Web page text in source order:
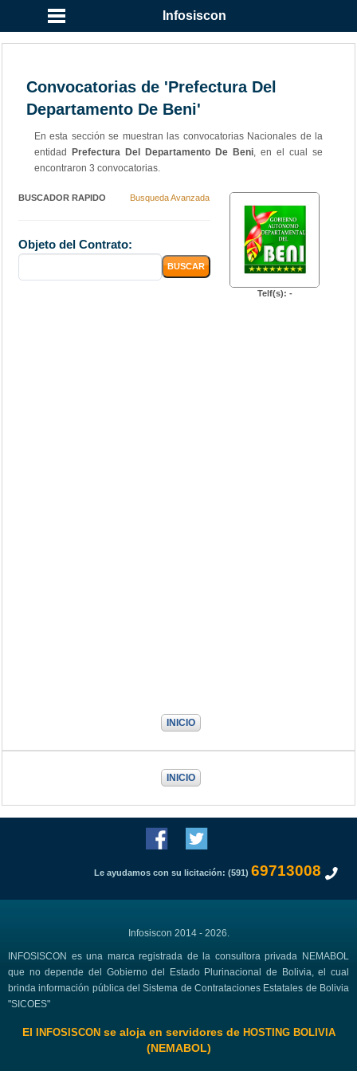
Infosiscon
Convocatorias de 'Prefectura Del
Departamento De Beni'
En esta sección se muestran las convocatorias Nacionales de la
entidad
Prefectura Del Departamento De Beni, en el cual se
encontraron 3 convocatorias.
BUSCADOR RAPIDO Busqueda Avanzada
Objeto del Contrato:
Telf(s): -
INICIO
INICIO
Le ayudamos con su licitación: (591) 69713008
Infosiscon 2014 - 2026.
INFOSISCON es una marca registrada de la consultora privada NEMABOL
que no depende del Gobierno del Estado Plurinacional de Bolivia, el cual
brinda información pública del Sistema de Contrataciones Estatales de Bolivia
"SICOES"
El INFOSISCONse aloja en servidores de HOSTING BOLIVIA
(NEMABOL)